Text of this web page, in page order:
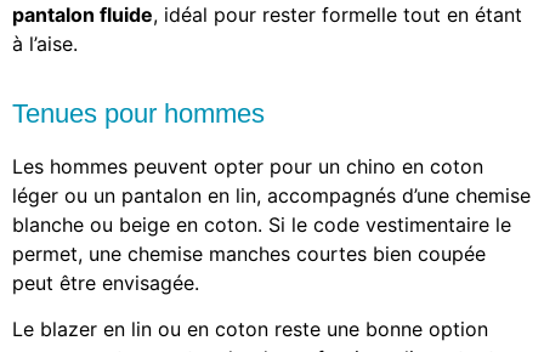
pantalon fluide, idéal pour rester formelle tout en étant
à l’aise.
Tenues pour hommes
Les hommes peuvent opter pour un chino en coton
léger ou un pantalon en lin, accompagnés d’une chemise
blanche ou beige en coton. Si le code vestimentaire le
permet, une chemise manches courtes bien coupée
peut être envisagée.
Le blazer en lin ou en coton reste une bonne option